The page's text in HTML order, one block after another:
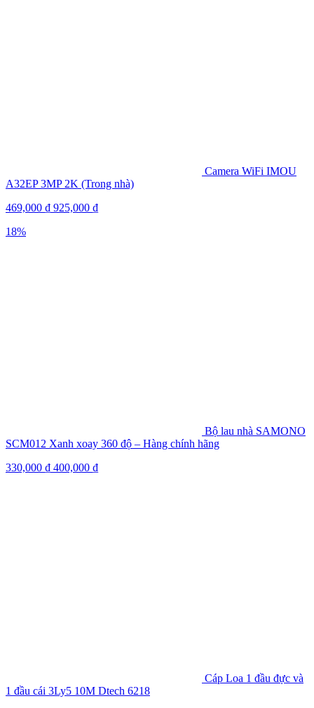
Camera WiFi IMOU
A32EP 3MP 2K (Trong nhà)
469,000 ₫ 925,000 ₫
18%
Bộ lau nhà SAMONO
SCM012 Xanh xoay 360 độ – Hàng chính hãng
330,000 ₫ 400,000 ₫
Cáp Loa 1 đầu đực và
1 đầu cái 3Ly5 10M Dtech 6218